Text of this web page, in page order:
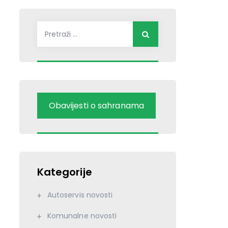
Obavijesti o sahranama
Kategorije
Autoservis novosti
Komunalne novosti